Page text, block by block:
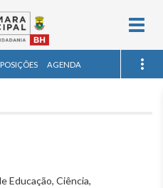
AGENDA
Educação, Ciência,